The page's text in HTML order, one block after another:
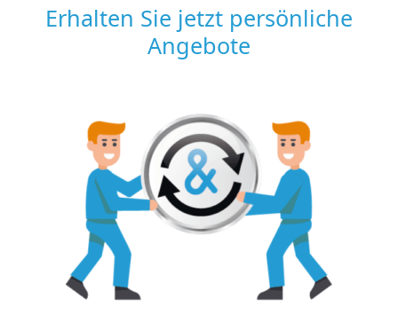
Erhalten Sie jetzt persönliche
Angebote